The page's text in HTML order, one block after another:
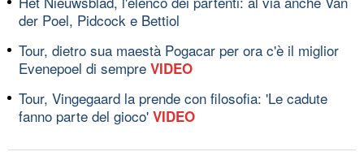
der Poel, Pidcock e Bettiol
Tour, dietro sua maestà Pogacar per ora c'è il miglior
Evenepoel di sempre VIDEO
Tour, Vingegaard la prende con filosofia: 'Le cadute
fanno parte del gioco' VIDEO